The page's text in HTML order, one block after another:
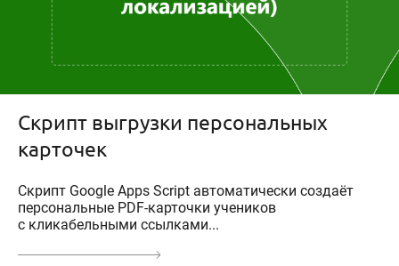
Скрипт выгрузки персональных
карточек
Скрипт Google Apps Script автоматически создаёт
персональные PDF-карточки учеников
с кликабельными ссылками...